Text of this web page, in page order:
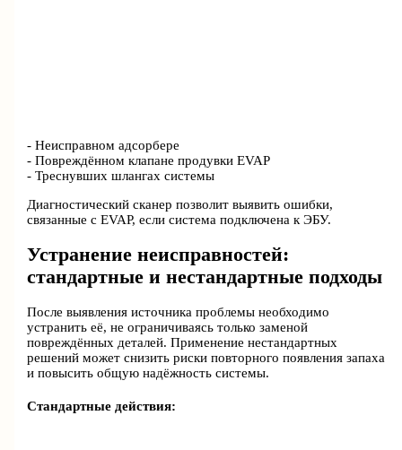
- Неисправном адсорбере
- Повреждённом клапане продувки EVAP
- Треснувших шлангах системы
Диагностический сканер позволит выявить ошибки,
связанные с EVAP, если система подключена к ЭБУ.
Устранение неисправностей:
стандартные и нестандартные подходы
После выявления источника проблемы необходимо
устранить её, не ограничиваясь только заменой
повреждённых деталей. Применение нестандартных
решений может снизить риски повторного появления запаха
и повысить общую надёжность системы.
Стандартные действия: